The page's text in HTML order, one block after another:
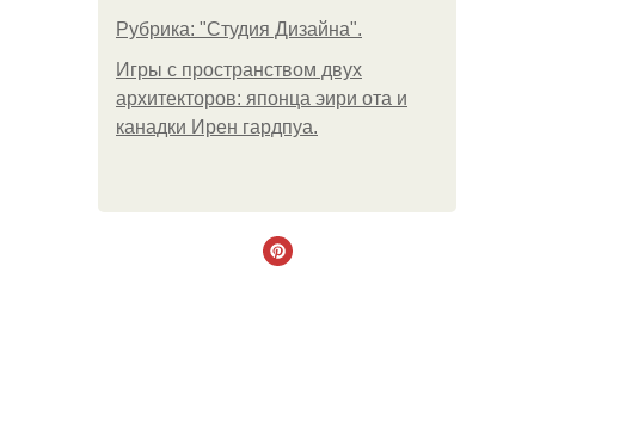
Рубрика: "Студия Дизайна".
Игры с пространством двух
архитекторов: японца эири ота и
канадки Ирен гардпуа.